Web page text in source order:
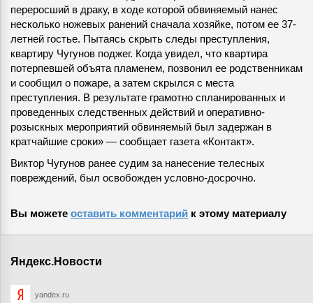
переросший в драку, в ходе которой обвиняемый нанес
несколько ножевых ранений сначала хозяйке, потом ее 37-
летней гостье. Пытаясь скрыть следы преступления,
квартиру Чугунов поджег. Когда увидел, что квартира
потерпевшей объята пламенем, позвонил ее родственникам
и сообщил о пожаре, а затем скрылся с места
преступления. В результате грамотно спланированных и
проведенных следственных действий и оперативно-
розыскных мероприятий обвиняемый был задержан в
кратчайшие сроки» — сообщает газета «Контакт».
Виктор Чугунов ранее судим за нанесение телесных
повреждений, был освобожден условно-досрочно.
Вы можете оставить комментарий к этому материалу
Яндекс.Новости
yandex.ru